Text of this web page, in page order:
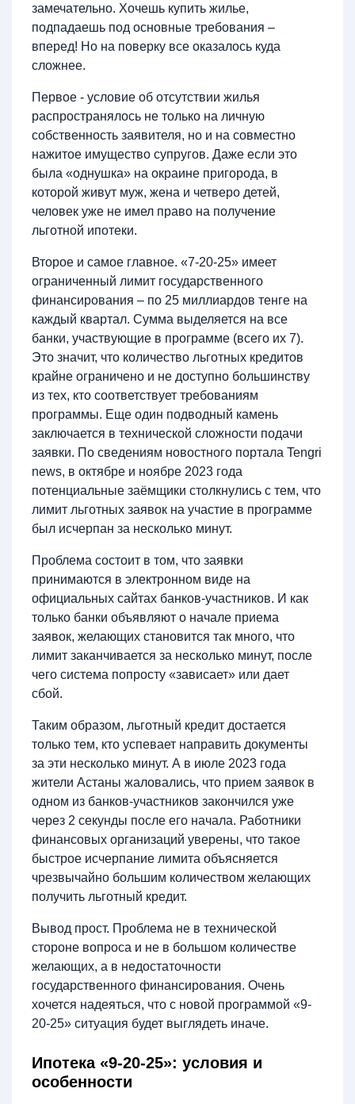
замечательно. Хочешь купить жилье,
подпадаешь под основные требования –
вперед! Но на поверку все оказалось куда
сложнее.
Первое - условие об отсутствии жилья
распространялось не только на личную
собственность заявителя, но и на совместно
нажитое имущество супругов. Даже если это
была «однушка» на окраине пригорода, в
которой живут муж, жена и четверо детей,
человек уже не имел право на получение
льготной ипотеки.
Второе и самое главное. «7-20-25» имеет
ограниченный лимит государственного
финансирования – по 25 миллиардов тенге на
каждый квартал. Сумма выделяется на все
банки, участвующие в программе (всего их 7).
Это значит, что количество льготных кредитов
крайне ограничено и не доступно большинству
из тех, кто соответствует требованиям
программы. Еще один подводный камень
заключается в технической сложности подачи
заявки. По сведениям новостного портала Tengri
news, в октябре и ноябре 2023 года
потенциальные заёмщики столкнулись с тем, что
лимит льготных заявок на участие в программе
был исчерпан за несколько минут.
Проблема состоит в том, что заявки
принимаются в электронном виде на
официальных сайтах банков-участников. И как
только банки объявляют о начале приема
заявок, желающих становится так много, что
лимит заканчивается за несколько минут, после
чего система попросту «зависает» или дает
сбой.
Таким образом, льготный кредит достается
только тем, кто успевает направить документы
за эти несколько минут. А в июле 2023 года
жители Астаны жаловались, что прием заявок в
одном из банков-участников закончился уже
через 2 секунды после его начала. Работники
финансовых организаций уверены, что такое
быстрое исчерпание лимита объясняется
чрезвычайно большим количеством желающих
получить льготный кредит.
Вывод прост. Проблема не в технической
стороне вопроса и не в большом количестве
желающих, а в недостаточности
государственного финансирования. Очень
хочется надеяться, что с новой программой «9-
20-25» ситуация будет выглядеть иначе.
Ипотека «9-20-25»: условия и
особенности